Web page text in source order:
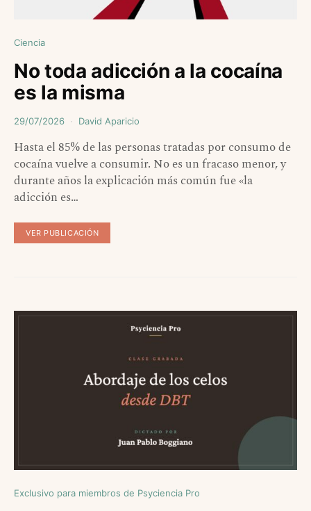
Ciencia
No toda adicción a la cocaína
es la misma
29/07/2026 David Aparicio
Hasta el 85% de las personas tratadas por consumo de
cocaína vuelve a consumir. No es un fracaso menor, y
durante años la explicación más común fue «la
adicción es…
VER PUBLICACIÓN
Exclusivo para miembros de Psyciencia Pro